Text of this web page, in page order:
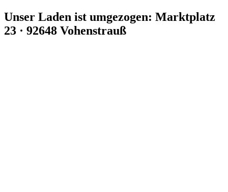
Zum
Inhalt
springen
Unser Laden ist umgezogen: Marktplatz
23 · 92648 Vohenstrauß